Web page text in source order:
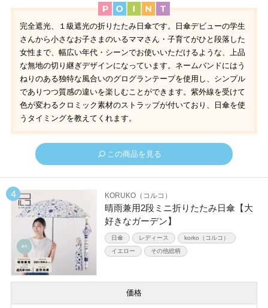
完全遮光、１級遮光の折りたたみ日傘です。日傘デビューの学生
さんから小さなお子さまのいるママさん・子育てがひと段落した
女性まで、幅広い年代・シーンでお使いいただけるような、上品
な無地の切り継ぎデザインになっています。ネームバンドにはう
ねりのある独特な風合いのグログランテープを使用し、シンプル
でありつつ質感の違いを楽しむことができます。紫外線を受けて
色が変わるクロミック素材のストラップが付いており、日傘を使
うタイミングを教えてくれます。
この商品を見る
KORUKO（コルコ）
晴雨兼用2段ミニ折りたたみ日傘【大
好きなガーデン】
日傘 レディース
korko（コルコ）
イエロー
その他総柄
価格